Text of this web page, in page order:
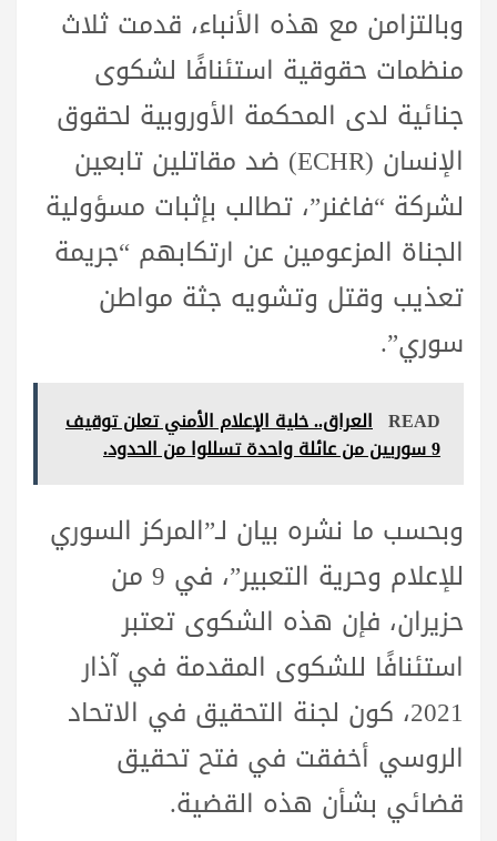
وبالتزامن مع هذه الأنباء، قدمت ثلاث
منظمات حقوقية استئنافًا لشكوى
جنائية لدى المحكمة الأوروبية لحقوق
الإنسان (ECHR) ضد مقاتلين تابعين
لشركة “فاغنر”، تطالب بإثبات مسؤولية
الجناة المزعومين عن ارتكابهم “جريمة
تعذيب وقتل وتشويه جثة مواطن
سوري”.
READ العراق.. خلية الإعلام الأمني تعلن توقيف
9 سوريين من عائلة واحدة تسللوا من الحدود.
وبحسب ما نشره بيان لـ”المركز السوري
للإعلام وحرية التعبير”، في 9 من
حزيران، فإن هذه الشكوى تعتبر
استئنافًا للشكوى المقدمة في آذار
2021، كون لجنة التحقيق في الاتحاد
الروسي أخفقت في فتح تحقيق
قضائي بشأن هذه القضية.